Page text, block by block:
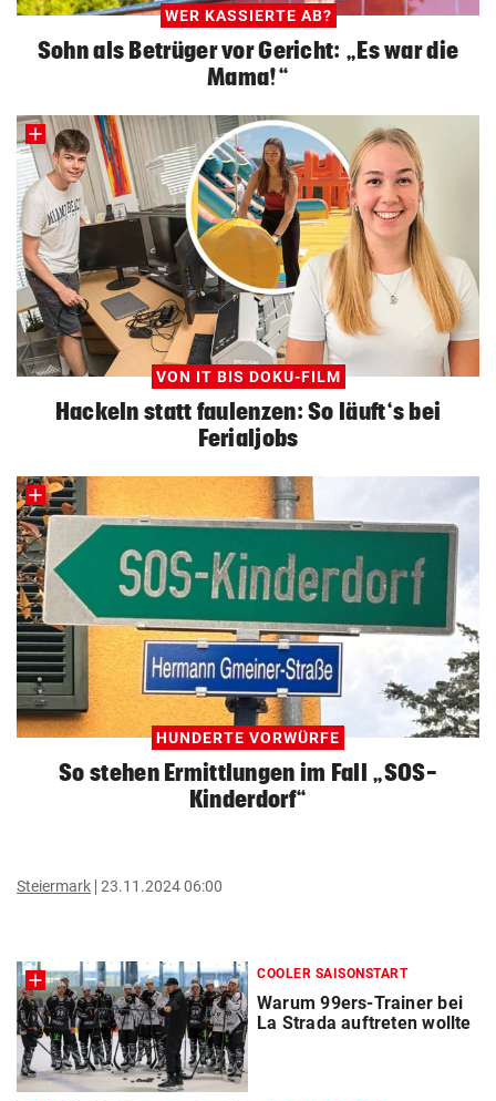
WER KASSIERTE AB?
Sohn als Betrüger vor Gericht: „Es war die
Mama!“
VON IT BIS DOKU-FILM
Hackeln statt faulenzen: So läuft‘s bei
Ferialjobs
HUNDERTE VORWÜRFE
So stehen Ermittlungen im Fall „SOS-
Kinderdorf“
Steiermark 23.11.2024 06:00
COOLER SAISONSTART
Warum 99ers-Trainer bei
La Strada auftreten wollte